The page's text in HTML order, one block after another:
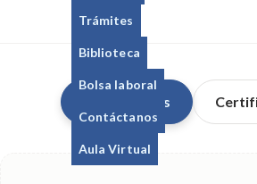
Trámites
Biblioteca
Bolsa laboral
Contáctanos
Aula Virtual
Resoluciones